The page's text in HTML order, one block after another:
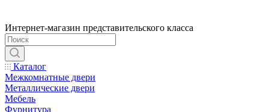
Интернет-магазин представительского класса
Каталог
Межкомнатные двери
Металлические двери
Мебель
Фурнитура